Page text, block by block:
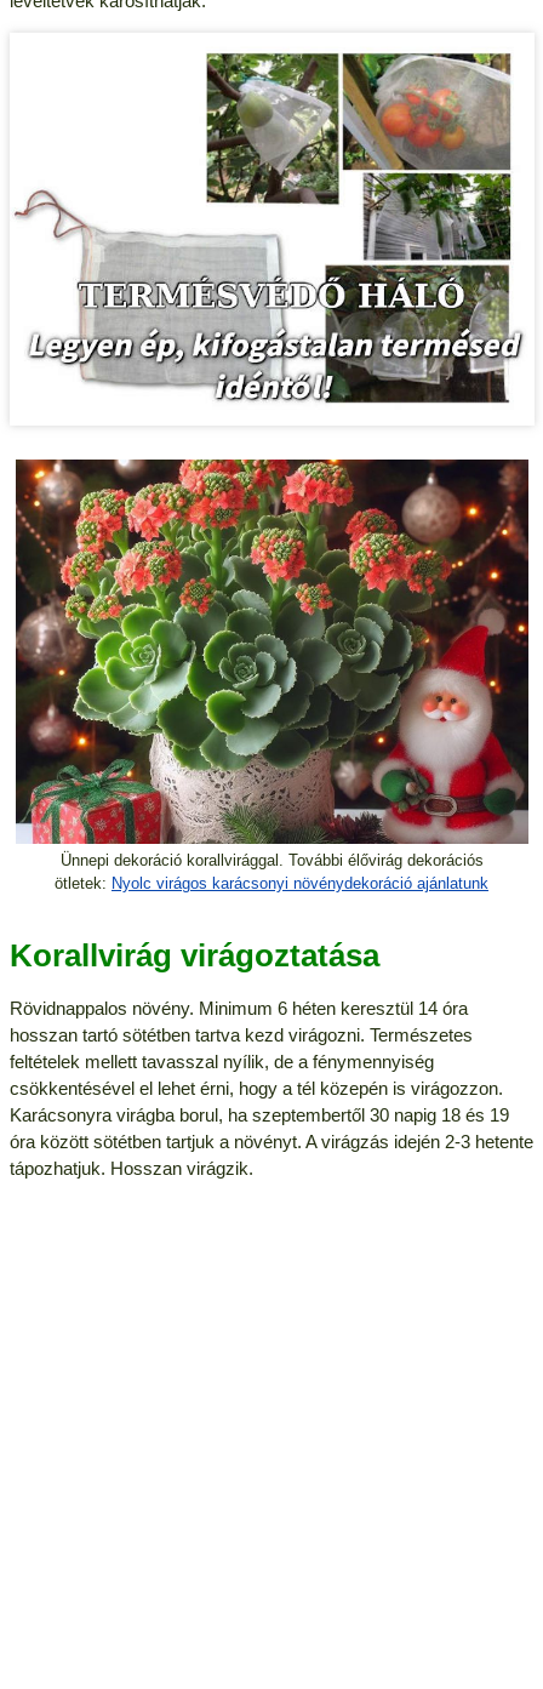
Ünnepi dekoráció korallvirággal. További élővirág dekorációs
ötletek: Nyolc virágos karácsonyi növénydekoráció ajánlatunk
Korallvirág virágoztatása
Rövidnappalos növény. Minimum 6 héten keresztül 14 óra
hosszan tartó sötétben tartva kezd virágozni. Természetes
feltételek mellett tavasszal nyílik, de a fénymennyiség
csökkentésével el lehet érni, hogy a tél közepén is virágozzon.
Karácsonyra virágba borul, ha szeptembertől 30 napig 18 és 19
óra között sötétben tartjuk a növényt. A virágzás idején 2-3 hetente
tápozhatjuk. Hosszan virágzik.